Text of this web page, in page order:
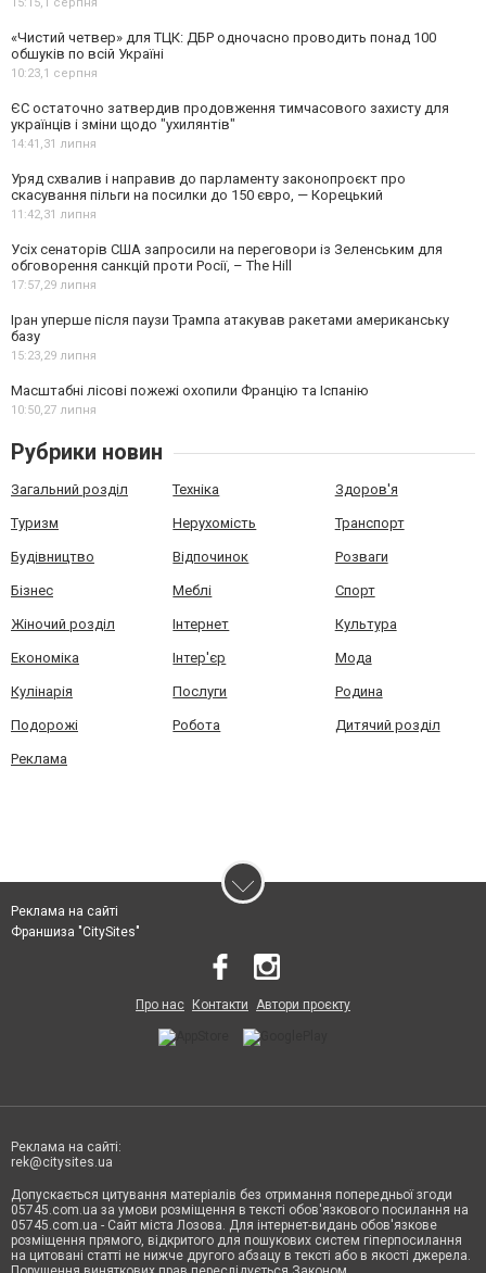
«Чистий четвер» для ТЦК: ДБР одночасно проводить понад 100
обшуків по всій Україні
10:23,1 серпня
ЄС остаточно затвердив продовження тимчасового захисту для
українців і зміни щодо "ухилянтів"
14:41,31 липня
Уряд схвалив і направив до парламенту законопроєкт про
скасування пільги на посилки до 150 євро, — Корецький
11:42,31 липня
Усіх сенаторів США запросили на переговори із Зеленським для
обговорення санкцій проти Росії, – The Hill
17:57,29 липня
Іран уперше після паузи Трампа атакував ракетами американську
базу
15:23,29 липня
Масштабні лісові пожежі охопили Францію та Іспанію
10:50,27 липня
Рубрики новин
Загальний розділ Техніка Здоров'я
Туризм Нерухомість Транспорт
Будівництво Відпочинок Розваги
Бізнес Меблі Спорт
Жіночий розділ Інтернет Культура
Економіка Інтер'єр Мода
Кулінарія Послуги Родина
Подорожі Робота Дитячий розділ
Реклама
Реклама на сайті
Франшиза "CitySites"
Про нас Контакти Автори проєкту
Реклама на сайті:
rek@citysites.ua
Допускається цитування матеріалів без отримання попередньої згоди
05745.com.ua за умови розміщення в тексті обов'язкового посилання на
05745.com.ua - Сайт міста Лозова. Для інтернет-видань обов'язкове
розміщення прямого, відкритого для пошукових систем гіперпосилання
на цитовані статті не нижче другого абзацу в тексті або в якості джерела.